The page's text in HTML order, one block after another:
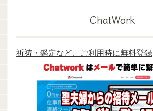
ChatWork
祈祷・鑑定など、ご利用時に無料登録